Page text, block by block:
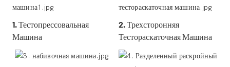
1. Тестопрессовальная
Машина
2. Трехсторонняя
Тестораскаточная Машина